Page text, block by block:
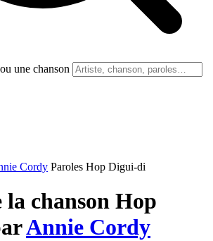
une chanson
Cordy Paroles Hop Digui-di
la chanson Hop
Annie Cordy